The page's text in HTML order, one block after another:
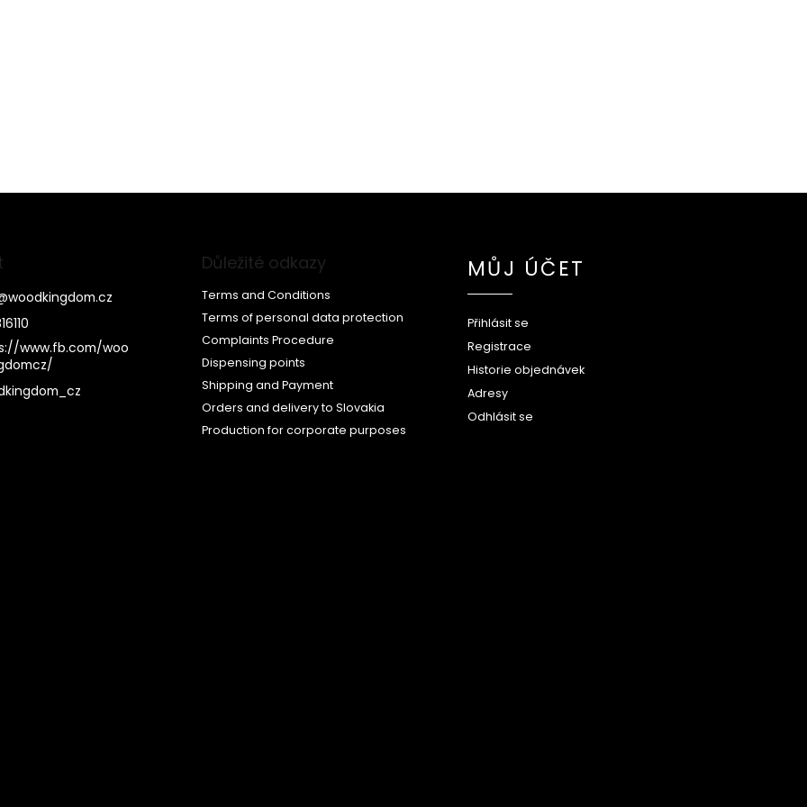
woodkingdom.cz
www.fb.com/woo
Důležité odkazy
Terms and Conditions
Terms of personal data protection
Complaints Procedure
Dispensing points
Shipping and Payment
Orders and delivery to Slovakia
Production for corporate purposes
MŮJ ÚČET
Přihlásit se
Registrace
Historie objednávek
Adresy
Odhlásit se